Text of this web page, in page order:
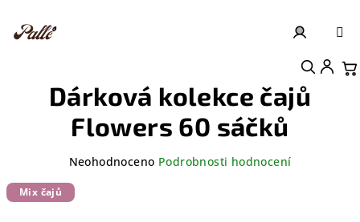
obsah
Přihlášení
Dárková kolekce čajů
Flowers 60 sáčků
produktu
Neohodnoceno Podrobnosti hodnocení
Mix čajů